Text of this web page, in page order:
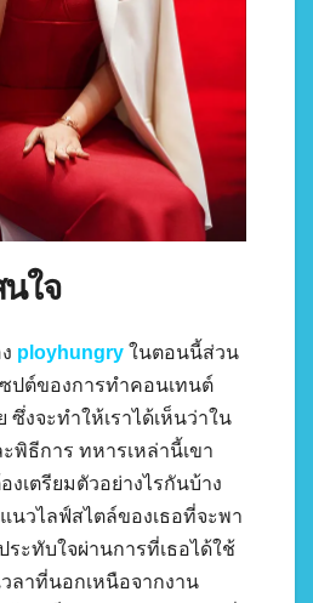
ใจ
ployhungry ในตอนนี้ส่วน
ปต์ของการทำคอนเทนต์
ซึ่งจะทำให้เราได้เห็นว่าใน
พิธีการ ทหารเหล่านี้เขา
งเตรียมตัวอย่างไรกันบ้าง
นวไลฟ์สไตล์ของเธอที่จะพา
ระทับใจผ่านการที่เธอได้ใช้
ลาที่นอกเหนือจากงาน